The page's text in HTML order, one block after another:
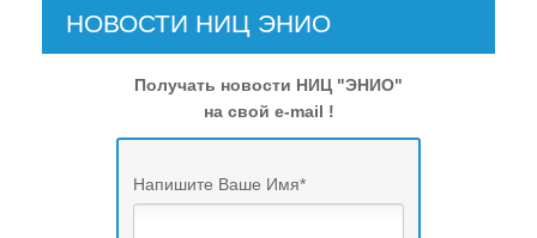
НОВОСТИ НИЦ ЭНИО
Получать новости НИЦ "ЭНИО"
на свой e-mail !
Напишите Ваше Имя*